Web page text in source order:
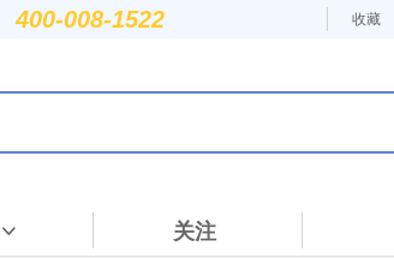
400-008-1522 收藏
关注